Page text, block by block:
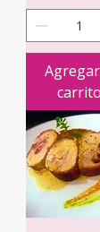
carrito